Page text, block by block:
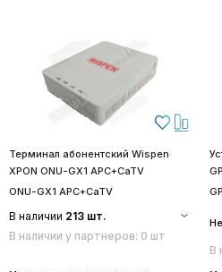
Терминал абонентский Wispen
XPON ONU-GX1 APC+CaTV
ONU-GX1 APC+CaTV
В наличии 213 шт.
В наличии у партнеров: 0 шт
В